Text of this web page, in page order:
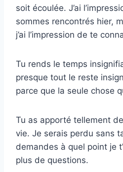
soit écoulée. J’ai
sommes rencontrés hier,
j’ai l’impression de te
Tu rends le temps
presque tout le reste
parce que la seule chose
Tu as apporté tellement
vie. Je serais perdu sans
demandes à quel point je
plus de questions.